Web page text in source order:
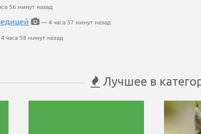
56 минут назад
— 4 часа 57 минут назад
часа 58 минут назад
Лучшее в